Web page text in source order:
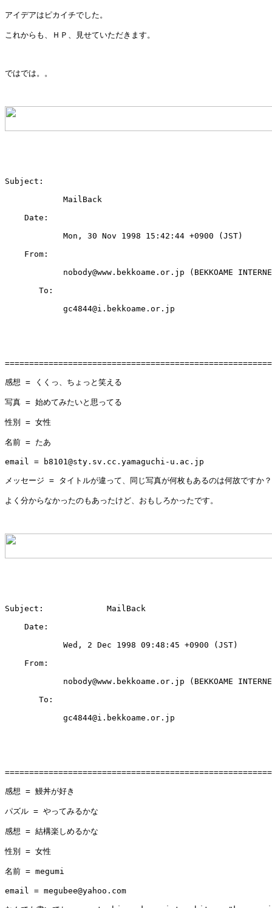
アイデアはピカイチでした。
これからも、ＨＰ、見せていただきます。
ではでは。。
Subject:
            MailBack
    Date:
            Mon, 30 Nov 1998 15:42:44 +0900 (JST)
    From:
nobody@www.bekkoame.or.jp (BEKKOAME
       To:
            gc4844@i.bekkoame.or.jp
感想 = くくっ、ちょっと笑える
写真 = 始めてみたいと思ってる
性別 = 女性
名前 = たあ
email = b8101@sty.sv.cc.yamaguchi-u.ac.jp
メッセージ = タイトルが違って、同じ写真が何枚もあるのは何
よく分からなかったのもあったけど、おもしろかったです。
Subject:             MailBack
    Date:
            Wed, 2 Dec 1998 09:48:45 +0900 (JST)
    From:
nobody@www.bekkoame.or.jp (BEKKOAME
       To:
            gc4844@i.bekkoame.or.jp
感想 = 鰻丼が好き
パズル = やってみるかな
感想 = 結構楽しめるかな
性別 = 女性
名前 = megumi
email = megubee@yahoo.com